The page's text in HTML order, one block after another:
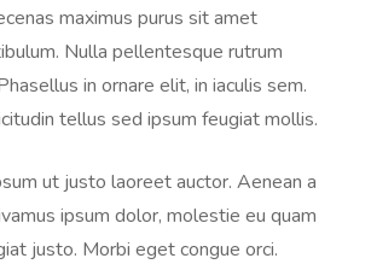
maximus purus sit amet
Nulla pellentesque rutrum
in ornare elit, in iaculis sem.
tellus sed ipsum feugiat mollis.
ut justo laoreet auctor. Aenean a
ipsum dolor, molestie eu quam
justo. Morbi eget congue orci.